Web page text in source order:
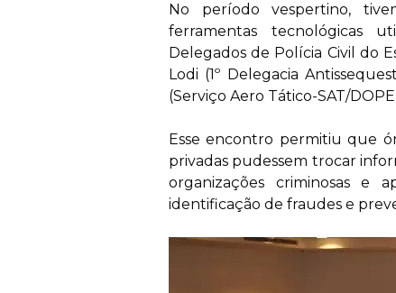
No período vespertino,
ferramentas tecnológicas
Delegados de Polícia Civil do
Lodi (1º Delegacia
(Serviço Aero Tático-SAT/
Esse encontro permitiu que
privadas pudessem trocar
organizações criminosas e
identificação de fraudes e